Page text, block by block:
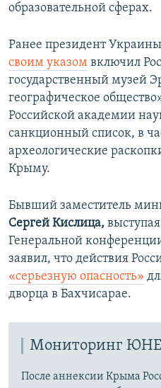
образовательной сферах.
Ранее президент Украины
своим указом включил
государственный музей
географическое
Российской академии
санкционный список, в
археологические
Крыму.
Бывший заместитель
Сергей Кислица,
Генеральной
заявил, что действия
«серьезную опасность»
дворца в Бахчисарае.
Мониторинг
После аннексии Крыма